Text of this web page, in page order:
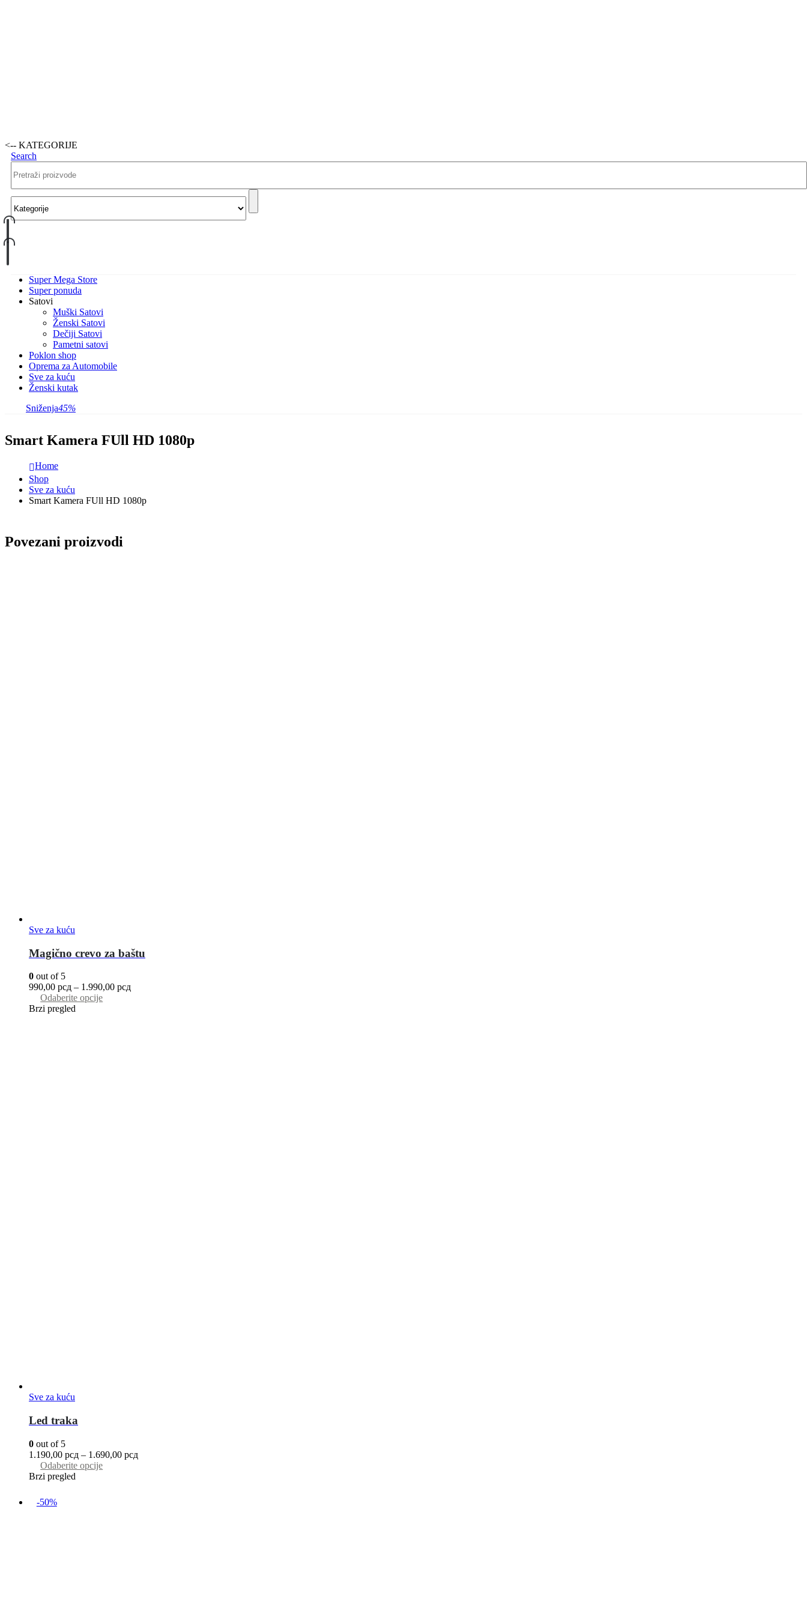
<-- KATEGORIJE
Search
Super Mega Store
Super ponuda
Satovi
Muški Satovi
Ženski Satovi
Dečiji Satovi
Pametni satovi
Poklon shop
Oprema za Automobile
Sve za kuću
Ženski kutak
Sniženja45%
Smart Kamera FUll HD 1080p
Home
Shop
Sve za kuću
Smart Kamera FUll HD 1080p
Povezani proizvodi
Sve za kuću
Magično crevo za baštu
0 out of 5
990,00 рсд – 1.990,00 рсд
Odaberite opcije
Brzi pregled
Sve za kuću
Led traka
0 out of 5
1.190,00 рсд – 1.690,00 рсд
Odaberite opcije
Brzi pregled
-50%